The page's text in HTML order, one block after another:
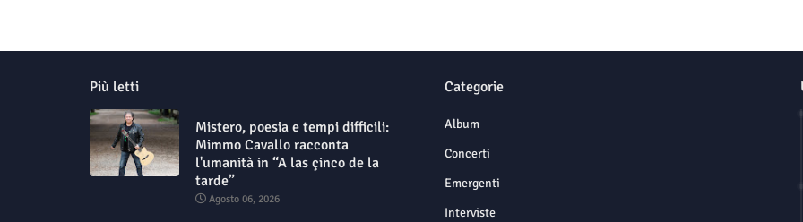
Più letti
Mistero, poesia e tempi difficili:
Mimmo Cavallo racconta
l'umanità in “A las çinco de la
tarde”
Agosto 06, 2026
Categorie
Album
Concerti
Emergenti
Interviste